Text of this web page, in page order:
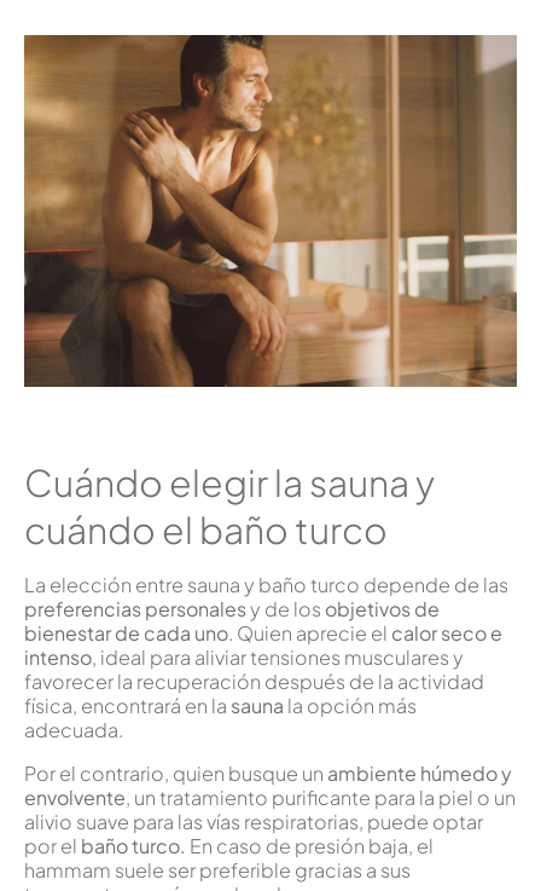
Cuándo elegir la sauna y
cuándo el baño turco
La elección entre sauna y baño turco depende de las
preferencias personalesy de los objetivos de
bienestar de cada uno. Quien aprecie el calor seco e
intenso, ideal para aliviar tensiones musculares y
favorecer la recuperación después de la actividad
física, encontrará en la sauna la opción más
adecuada.
Por el contrario, quien busque un ambiente húmedo y
envolvente, un tratamiento purificante para la piel o un
alivio suave para las vías respiratorias, puede optar
por el baño turco. En caso de presión baja, el
hammam suele ser preferible gracias a sus